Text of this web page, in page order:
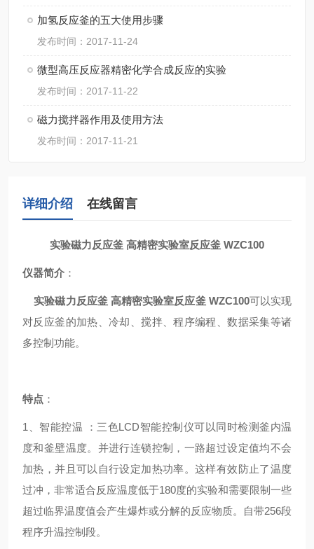
加氢反应釜的五大使用步骤
发布时间：2017-11-24
微型高压反应器精密化学合成反应的实验
发布时间：2017-11-22
磁力搅拌器作用及使用方法
发布时间：2017-11-21
详细介绍 在线留言
实验磁力反应釜 高精密实验室反应釜 WZC100
仪器简介 ：
实验磁力反应釜 高精密实验室反应釜 WZC100可以实现
对反应釜的加热、冷却、搅拌、程序编程、数据采集等诸
多控制功能。
特点 ：
1、 智能控温
：三色LCD智能控制仪可以同时检测釜内温
度和釜壁温度。并进行连锁控制，一路超过设定值均不会
加热，并且可以自行设定加热功率。这样有效防止了温度
过冲，非常适合反应温度低于180度的实验和需要限制一些
超过临界温度值会产生爆炸或分解的反应物质。自带256段
程序升温控制段。